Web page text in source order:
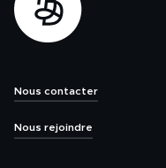
Nous contacter
Nous rejoindre